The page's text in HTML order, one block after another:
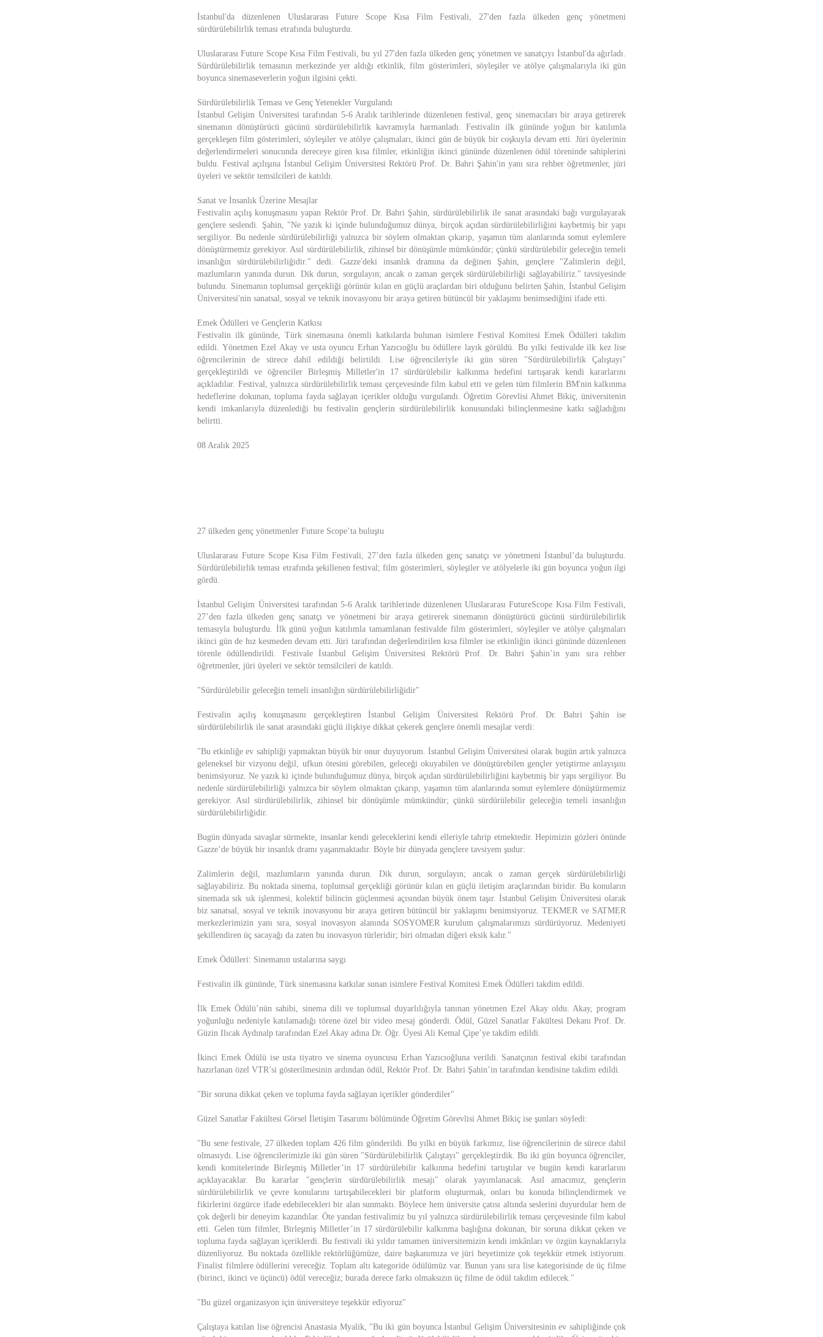
İstanbul'da düzenlenen Uluslararası Future Scope Kısa Film Festivali, 27'den fazla ülkeden genç yönetmeni
sürdürülebilirlik teması etrafında buluşturdu.
Uluslararası Future Scope Kısa Film Festivali, bu yıl 27'den fazla ülkeden genç yönetmen ve sanatçıyı İstanbul'da ağırladı.
Sürdürülebilirlik temasının merkezinde yer aldığı etkinlik, film gösterimleri, söyleşiler ve atölye çalışmalarıyla iki gün
boyunca sinemaseverlerin yoğun ilgisini çekti.
Sürdürülebilirlik Teması ve Genç Yetenekler Vurgulandı
İstanbul Gelişim Üniversitesi tarafından 5-6 Aralık tarihlerinde düzenlenen festival, genç sinemacıları bir araya getirerek
sinemanın dönüştürücü gücünü sürdürülebilirlik kavramıyla harmanladı. Festivalin ilk gününde yoğun bir katılımla
gerçekleşen film gösterimleri, söyleşiler ve atölye çalışmaları, ikinci gün de büyük bir coşkuyla devam etti. Jüri üyelerinin
değerlendirmeleri sonucunda dereceye giren kısa filmler, etkinliğin ikinci gününde düzenlenen ödül töreninde sahiplerini
buldu. Festival açılışına İstanbul Gelişim Üniversitesi Rektörü Prof. Dr. Bahri Şahin'in yanı sıra rehber öğretmenler, jüri
üyeleri ve sektör temsilcileri de katıldı.
Sanat ve İnsanlık Üzerine Mesajlar
Festivalin açılış konuşmasını yapan Rektör Prof. Dr. Bahri Şahin, sürdürülebilirlik ile sanat arasındaki bağı vurgulayarak
gençlere seslendi. Şahin, "Ne yazık ki içinde bulunduğumuz dünya, birçok açıdan sürdürülebilirliğini kaybetmiş bir yapı
sergiliyor. Bu nedenle sürdürülebilirliği yalnızca bir söylem olmaktan çıkarıp, yaşamın tüm alanlarında somut eylemlere
dönüştürmemiz gerekiyor. Asıl sürdürülebilirlik, zihinsel bir dönüşümle mümkündür; çünkü sürdürülebilir geleceğin temeli
insanlığın sürdürülebilirliğidir." dedi. Gazze'deki insanlık dramına da değinen Şahin, gençlere "Zalimlerin değil,
mazlumların yanında durun. Dik durun, sorgulayın; ancak o zaman gerçek sürdürülebilirliği sağlayabiliriz." tavsiyesinde
bulundu. Sinemanın toplumsal gerçekliği görünür kılan en güçlü araçlardan biri olduğunu belirten Şahin, İstanbul Gelişim
Üniversitesi'nin sanatsal, sosyal ve teknik inovasyonu bir araya getiren bütüncül bir yaklaşımı benimsediğini ifade etti.
Emek Ödülleri ve Gençlerin Katkısı
Festivalin ilk gününde, Türk sinemasına önemli katkılarda bulunan isimlere Festival Komitesi Emek Ödülleri takdim
edildi. Yönetmen Ezel Akay ve usta oyuncu Erhan Yazıcıoğlu bu ödüllere layık görüldü. Bu yılki festivalde ilk kez lise
öğrencilerinin de sürece dahil edildiği belirtildi. Lise öğrencileriyle iki gün süren "Sürdürülebilirlik Çalıştayı"
gerçekleştirildi ve öğrenciler Birleşmiş Milletler'in 17 sürdürülebilir kalkınma hedefini tartışarak kendi kararlarını
açıkladılar. Festival, yalnızca sürdürülebilirlik teması çerçevesinde film kabul etti ve gelen tüm filmlerin BM'nin kalkınma
hedeflerine dokunan, topluma fayda sağlayan içerikler olduğu vurgulandı. Öğretim Görevlisi Ahmet Bikiç, üniversitenin
kendi imkanlarıyla düzenlediği bu festivalin gençlerin sürdürülebilirlik konusundaki bilinçlenmesine katkı sağladığını
belirtti.
08 Aralık 2025
27 ülkeden genç yönetmenler Future Scope’ta buluştu
Uluslararası Future Scope Kısa Film Festivali, 27’den fazla ülkeden genç sanatçı ve yönetmeni İstanbul’da buluşturdu.
Sürdürülebilirlik teması etrafında şekillenen festival; film gösterimleri, söyleşiler ve atölyelerle iki gün boyunca yoğun ilgi
gördü.
İstanbul Gelişim Üniversitesi tarafından 5-6 Aralık tarihlerinde düzenlenen Uluslararası FutureScope Kısa Film Festivali,
27’den fazla ülkeden genç sanatçı ve yönetmeni bir araya getirerek sinemanın dönüştürücü gücünü sürdürülebilirlik
temasıyla buluşturdu. İlk günü yoğun katılımla tamamlanan festivalde film gösterimleri, söyleşiler ve atölye çalışmaları
ikinci gün de hız kesmeden devam etti. Jüri tarafından değerlendirilen kısa filmler ise etkinliğin ikinci gününde düzenlenen
törenle ödüllendirildi. Festivale İstanbul Gelişim Üniversitesi Rektörü Prof. Dr. Bahri Şahin’in yanı sıra rehber
öğretmenler, jüri üyeleri ve sektör temsilcileri de katıldı.
"Sürdürülebilir geleceğin temeli insanlığın sürdürülebilirliğidir"
Festivalin açılış konuşmasını gerçekleştiren İstanbul Gelişim Üniversitesi Rektörü Prof. Dr. Bahri Şahin ise
sürdürülebilirlik ile sanat arasındaki güçlü ilişkiye dikkat çekerek gençlere önemli mesajlar verdi:
"Bu etkinliğe ev sahipliği yapmaktan büyük bir onur duyuyorum. İstanbul Gelişim Üniversitesi olarak bugün artık yalnızca
geleneksel bir vizyonu değil, ufkun ötesini görebilen, geleceği okuyabilen ve dönüştürebilen gençler yetiştirme anlayışını
benimsiyoruz. Ne yazık ki içinde bulunduğumuz dünya, birçok açıdan sürdürülebilirliğini kaybetmiş bir yapı sergiliyor. Bu
nedenle sürdürülebilirliği yalnızca bir söylem olmaktan çıkarıp, yaşamın tüm alanlarında somut eylemlere dönüştürmemiz
gerekiyor. Asıl sürdürülebilirlik, zihinsel bir dönüşümle mümkündür; çünkü sürdürülebilir geleceğin temeli insanlığın
sürdürülebilirliğidir.
Bugün dünyada savaşlar sürmekte, insanlar kendi geleceklerini kendi elleriyle tahrip etmektedir. Hepimizin gözleri önünde
Gazze’de büyük bir insanlık dramı yaşanmaktadır. Böyle bir dünyada gençlere tavsiyem şudur:
Zalimlerin değil, mazlumların yanında durun. Dik durun, sorgulayın; ancak o zaman gerçek sürdürülebilirliği
sağlayabiliriz. Bu noktada sinema, toplumsal gerçekliği görünür kılan en güçlü iletişim araçlarından biridir. Bu konuların
sinemada sık sık işlenmesi, kolektif bilincin güçlenmesi açısından büyük önem taşır. İstanbul Gelişim Üniversitesi olarak
biz sanatsal, sosyal ve teknik inovasyonu bir araya getiren bütüncül bir yaklaşımı benimsiyoruz. TEKMER ve SATMER
merkezlerimizin yanı sıra, sosyal inovasyon alanında SOSYOMER kurulum çalışmalarımızı sürdürüyoruz. Medeniyeti
şekillendiren üç sacayağı da zaten bu inovasyon türleridir; biri olmadan diğeri eksik kalır."
Emek Ödülleri: Sinemanın ustalarına saygı
Festivalin ilk gününde, Türk sinemasına katkılar sunan isimlere Festival Komitesi Emek Ödülleri takdim edildi.
İlk Emek Ödülü’nün sahibi, sinema dili ve toplumsal duyarlılığıyla tanınan yönetmen Ezel Akay oldu. Akay, program
yoğunluğu nedeniyle katılamadığı törene özel bir video mesaj gönderdi. Ödül, Güzel Sanatlar Fakültesi Dekanı Prof. Dr.
Güzin Ilıcak Aydınalp tarafından Ezel Akay adına Dr. Öğr. Üyesi Ali Kemal Çipe’ye takdim edildi.
İkinci Emek Ödülü ise usta tiyatro ve sinema oyuncusu Erhan Yazıcıoğluna verildi. Sanatçının festival ekibi tarafından
hazırlanan özel VTR’si gösterilmesinin ardından ödül, Rektör Prof. Dr. Bahri Şahin’in tarafından kendisine takdim edildi.
"Bir soruna dikkat çeken ve topluma fayda sağlayan içerikler gönderdiler"
Güzel Sanatlar Fakültesi Görsel İletişim Tasarımı bölümünde Öğretim Görevlisi Ahmet Bikiç ise şunları söyledi:
"Bu sene festivale, 27 ülkeden toplam 426 film gönderildi. Bu yılki en büyük farkımız, lise öğrencilerinin de sürece dahil
olmasıydı. Lise öğrencilerimizle iki gün süren "Sürdürülebilirlik Çalıştayı" gerçekleştirdik. Bu iki gün boyunca öğrenciler,
kendi komitelerinde Birleşmiş Milletler’in 17 sürdürülebilir kalkınma hedefini tartıştılar ve bugün kendi kararlarını
açıklayacaklar. Bu kararlar "gençlerin sürdürülebilirlik mesajı" olarak yayımlanacak. Asıl amacımız, gençlerin
sürdürülebilirlik ve çevre konularını tartışabilecekleri bir platform oluşturmak, onları bu konuda bilinçlendirmek ve
fikirlerini özgürce ifade edebilecekleri bir alan sunmaktı. Böylece hem üniversite çatısı altında seslerini duyurdular hem de
çok değerli bir deneyim kazandılar. Öte yandan festivalimiz bu yıl yalnızca sürdürülebilirlik teması çerçevesinde film kabul
etti. Gelen tüm filmler, Birleşmiş Milletler’in 17 sürdürülebilir kalkınma başlığına dokunan, bir soruna dikkat çeken ve
topluma fayda sağlayan içeriklerdi. Bu festivali iki yıldır tamamen üniversitemizin kendi imkânları ve özgün kaynaklarıyla
düzenliyoruz. Bu noktada özellikle rektörlüğümüze, daire başkanımıza ve jüri heyetimize çok teşekkür etmek istiyorum.
Finalist filmlere ödüllerini vereceğiz. Toplam altı kategoride ödülümüz var. Bunun yanı sıra lise kategorisinde de üç filme
(birinci, ikinci ve üçüncü) ödül vereceğiz; burada derece farkı olmaksızın üç filme de ödül takdim edilecek."
"Bu güzel organizasyon için üniversiteye teşekkür ediyoruz"
Çalıştaya katılan lise öğrencisi Anastasia Myalik, "Bu iki gün boyunca İstanbul Gelişim Üniversitesinin ev sahipliğinde çok